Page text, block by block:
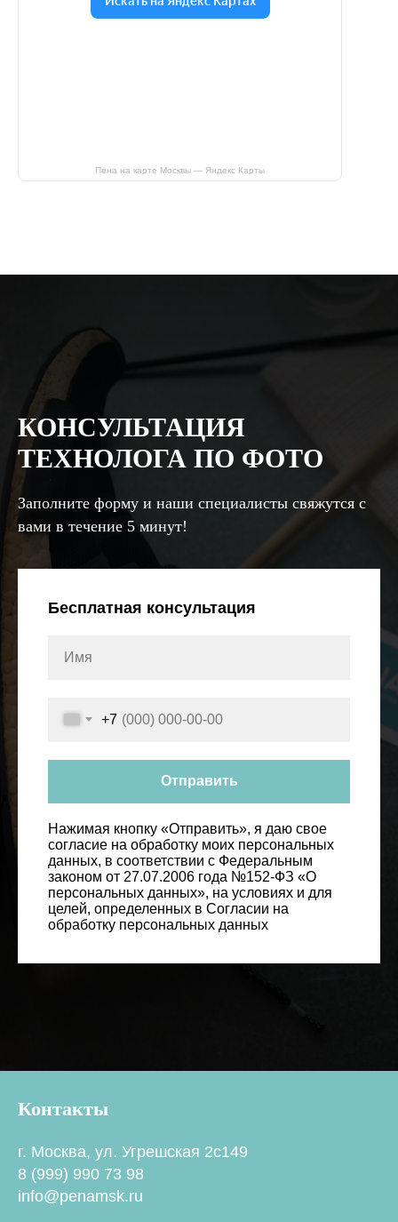
Пена на карте Москвы — Яндекс Карты
КОНСУЛЬТАЦИЯ
ТЕХНОЛОГА ПО ФОТО
Заполните форму и наши специалисты свяжутся с
вами в течение 5 минут!
Бесплатная консультация
+7
Отправить
Нажимая кнопку «Отправить», я даю свое
согласие на обработку моих персональных
данных, в соответствии с Федеральным
законом от 27.07.2006 года №152-ФЗ «О
персональных данных», на условиях и для
целей, определенных в Согласии на
обработку персональных данных
Контакты
г. Москва, ул. Угрешская 2с149
8 (999) 990 73 98
info@penamsk.ru